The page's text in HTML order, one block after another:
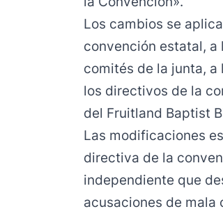
Los cambios se
convención estatal, a
comités de la junta,
los directivos de la
del Fruitland Baptist
Las modificaciones
directiva de la
independiente que
acusaciones de